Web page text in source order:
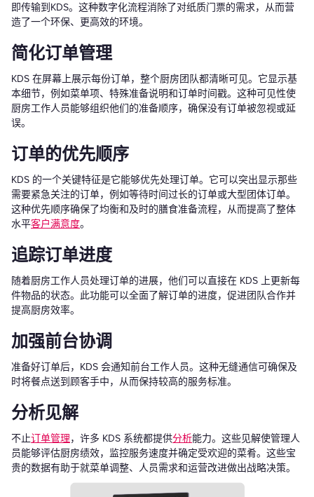
即传输到KDS。这种数字化流程消除了对纸质门票的需求，从而营
造了一个环保、更高效的环境。
简化订单管理
KDS 在屏幕上展示每份订单，整个厨房团队都清晰可见。它显示基
本细节，例如菜单项、特殊准备说明和订单时间戳。这种可见性使
厨房工作人员能够组织他们的准备顺序，确保没有订单被忽视或延
误。
订单的优先顺序
KDS 的一个关键特征是它能够优先处理订单。它可以突出显示那些
需要紧急关注的订单，例如等待时间过长的订单或大型团体订单。
这种优先顺序确保了均衡和及时的膳食准备流程，从而提高了整体
水平客户满意度。
追踪订单进度
随着厨房工作人员处理订单的进展，他们可以直接在 KDS 上更新每
件物品的状态。此功能可以全面了解订单的进度，促进团队合作并
提高厨房效率。
加强前台协调
准备好订单后，KDS 会通知前台工作人员。这种无缝通信可确保及
时将餐点送到顾客手中，从而保持较高的服务标准。
分析见解
不止订单管理，许多 KDS 系统都提供分析能力。这些见解使管理人
员能够评估厨房绩效，监控服务速度并确定受欢迎的菜肴。这些宝
贵的数据有助于就菜单调整、人员需求和运营改进做出战略决策。